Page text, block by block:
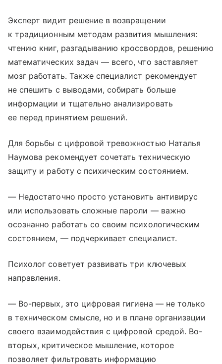
Эксперт видит решение в возвращении
к традиционным методам развития мышления:
чтению книг, разгадыванию кроссвордов, решению
математических задач — всего, что заставляет
мозг работать. Также специалист рекомендует
не спешить с выводами, собирать больше
информации и тщательно анализировать
ее перед принятием решений.
Для борьбы с цифровой тревожностью Наталья
Наумова рекомендует сочетать техническую
защиту и работу с психическим состоянием.
— Недостаточно просто установить антивирус
или использовать сложные пароли — важно
осознанно работать со своим психологическим
состоянием, — подчеркивает специалист.
Психолог советует развивать три ключевых
направления.
— Во-первых, это цифровая гигиена — не только
в техническом смысле, но и в плане организации
своего взаимодействия с цифровой средой. Во-
вторых, критическое мышление, которое
позволяет фильтровать информацию